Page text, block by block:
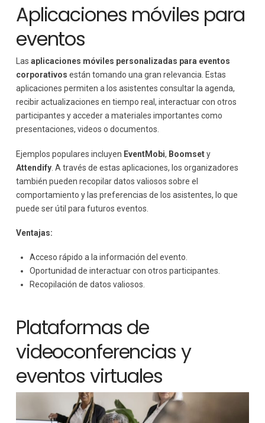
Aplicaciones móviles para
eventos
Las aplicaciones móviles personalizadas para eventos
corporativos están tomando una gran relevancia. Estas
aplicaciones permiten a los asistentes consultar la agenda,
recibir actualizaciones en tiempo real, interactuar con otros
participantes y acceder a materiales importantes como
presentaciones, videos o documentos.
Ejemplos populares incluyen EventMobi, Boomsety
Attendify. A través de estas aplicaciones, los organizadores
también pueden recopilar datos valiosos sobre el
comportamiento y las preferencias de los asistentes, lo que
puede ser útil para futuros eventos.
Ventajas:
Acceso rápido a la información del evento.
Oportunidad de interactuar con otros participantes.
Recopilación de datos valiosos.
Plataformas de
videoconferencias y
eventos virtuales